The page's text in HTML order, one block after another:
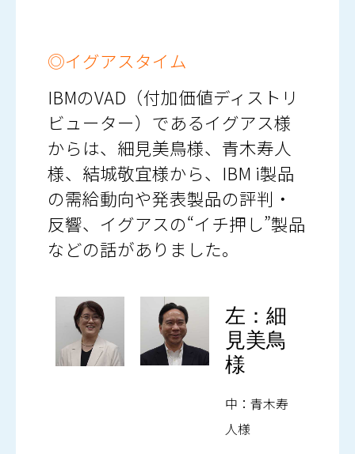
◎イグアスタイム
IBMのVAD（付加価値ディストリ
ビューター）であるイグアス様
からは、細見美鳥様、青木寿人
様、結城敬宜様から、IBM i製品
の需給動向や発表製品の評判・
反響、イグアスの“イチ押し”製品
などの話がありました。
左：細
見美鳥
様
中：青木寿
人様